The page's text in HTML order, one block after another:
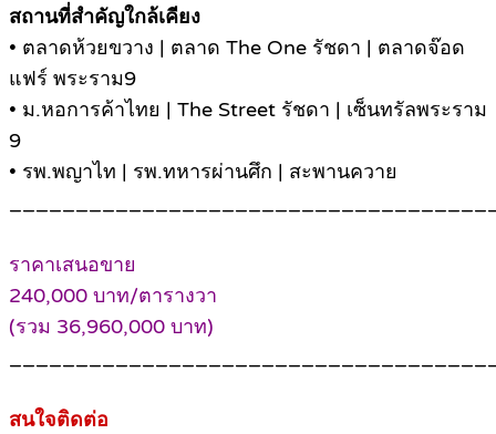
สถานที่สำคัญใกล้เคียง
• ตลาดห้วยขวาง | ตลาด The One รัชดา | ตลาดจ๊อด
แฟร์ พระราม9
• ม.หอการค้าไทย | The Street รัชดา | เซ็นทรัลพระราม
9
• รพ.พญาไท | รพ.ทหารผ่านศึก | สะพานควาย
ราคาเสนอขาย
240,000 บาท/ตารางวา
(รวม 36,960,000 บาท)
สนใจติดต่อ